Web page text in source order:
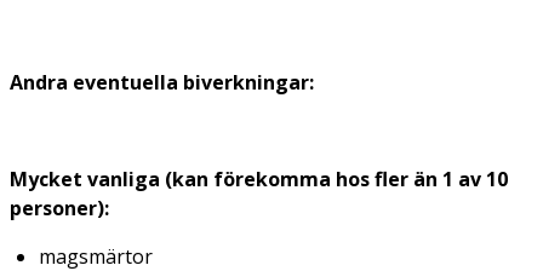
Andra eventuella biverkningar:
Mycket vanliga (kan förekomma hos fler än 1 av 10
personer):
magsmärtor